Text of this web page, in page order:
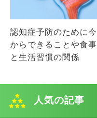
認知症予防のために今
からできることや食事
と生活習慣の関係
人気の記事